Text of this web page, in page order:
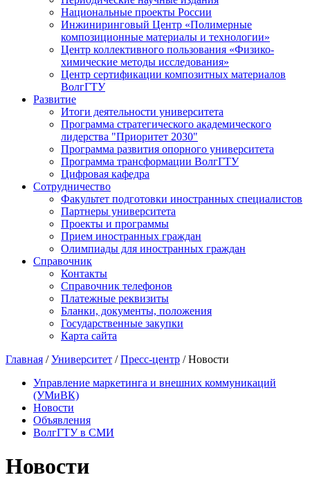
Национальные проекты России
Инжиниринговый Центр «Полимерные
композиционные материалы и технологии»
Центр коллективного пользования «Физико-
химические методы исследования»
Центр сертификации композитных материалов
ВолгГТУ
Развитие
Итоги деятельности университета
Программа стратегического академического
лидерства "Приоритет 2030"
Программа развития опорного университета
Программа трансформации ВолгГТУ
Цифровая кафедра
Сотрудничество
Факультет подготовки иностранных специалистов
Партнеры университета
Проекты и программы
Прием иностранных граждан
Олимпиады для иностранных граждан
Справочник
Контакты
Справочник телефонов
Платежные реквизиты
Бланки, документы, положения
Государственные закупки
Карта сайта
Главная /Университет /Пресс-центр / Новости
Управление маркетинга и внешних коммуникаций
(УМиВК)
Новости
Объявления
ВолгГТУ в СМИ
Новости